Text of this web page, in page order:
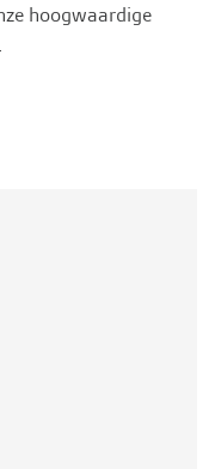
hoogwaardige
.